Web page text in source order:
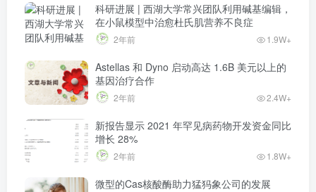
科研进展 | 西湖大学常兴团队利用碱基编辑，
在小鼠模型中治愈杜氏肌营养不良症
2年前 1.9W+
Astellas 和 Dyno 启动高达 1.6B 美元以上的
基因治疗合作
2年前 2.4W+
新报告显示 2021 年罕见病药物开发资金同比
增长 28%
2年前 1.8W+
微型的Cas核酸酶助力猛犸象公司的发展